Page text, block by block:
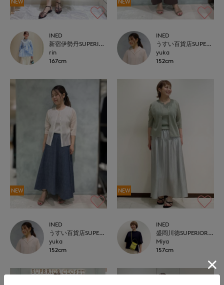
INED
新宿伊勢丹SUPERIOR CLOSET
rin
167cm
INED
うすい百貨店SUPERIOR CLOSET
yuka
152cm
NEW
INED
うすい百貨店SUPERIOR CLOSET
yuka
152cm
NEW
INED
盛岡川徳SUPERIOR CLOSET
Miya
157cm